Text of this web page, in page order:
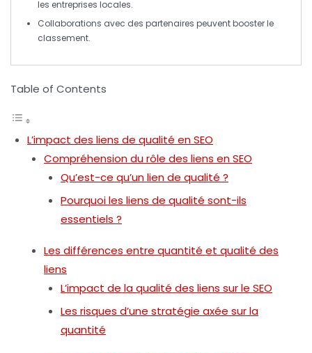
les entreprises locales.
Collaborations avec des partenaires peuvent booster le
classement.
Table of Contents
L’impact des liens de qualité en SEO
Compréhension du rôle des liens en SEO
Qu’est-ce qu’un lien de qualité ?
Pourquoi les liens de qualité sont-ils
essentiels ?
Les différences entre quantité et qualité des
liens
L’impact de la qualité des liens sur le SEO
Les risques d’une stratégie axée sur la
quantité